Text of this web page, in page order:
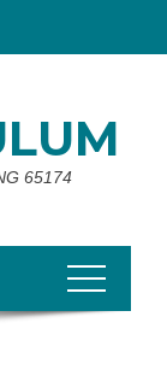
65174